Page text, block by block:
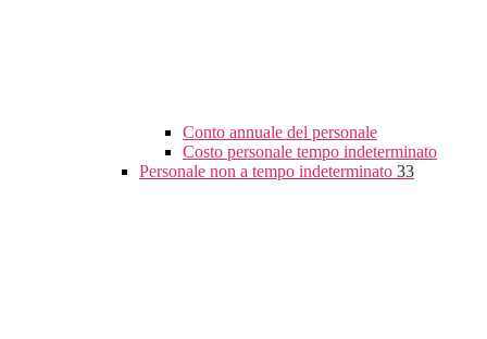
Conto annuale del personale
Costo personale tempo indeterminato
Personale non a tempo indeterminato 33